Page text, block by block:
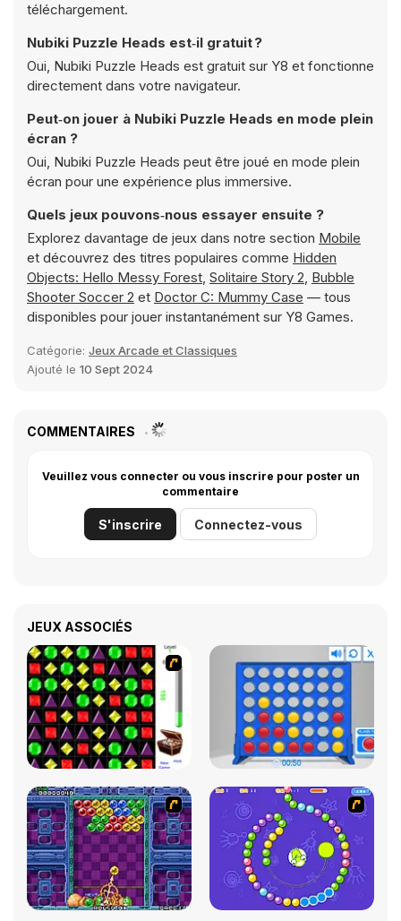
téléchargement.
Nubiki Puzzle Heads est‑il gratuit ?
Oui, Nubiki Puzzle Heads est gratuit sur Y8 et fonctionne
directement dans votre navigateur.
Peut‑on jouer à Nubiki Puzzle Heads en mode plein
écran ?
Oui, Nubiki Puzzle Heads peut être joué en mode plein
écran pour une expérience plus immersive.
Quels jeux pouvons‑nous essayer ensuite ?
Explorez davantage de jeux dans notre section Mobile
et découvrez des titres populaires comme Hidden
Objects: Hello Messy Forest, Solitaire Story 2, Bubble
Shooter Soccer 2 et Doctor C: Mummy Case — tous
disponibles pour jouer instantanément sur Y8 Games.
Catégorie: Jeux Arcade et Classiques
Ajouté le 10 Sept 2024
COMMENTAIRES
Veuillez vous connecter ou vous inscrire pour poster un
commentaire
S'inscrire Connectez-vous
JEUX ASSOCIÉS